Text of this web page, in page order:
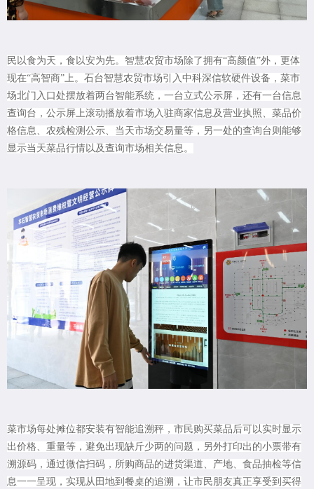
民以食为天，食以安为先。智慧农贸市场除了拥有“高颜值”外，更体
现在“高智商”上。石台智慧农贸市场引入中科深信软硬件设备，菜市
场北门入口处摆放着两台智能系统，一台立式公示屏，还有一台信息
查询台，公示屏上滚动播放着市场入驻商家信息及营业执照、菜品价
格信息、农残检测公示、当天市场交易量等，另一处的查询台则能够
显示当天菜品行情以及查询市场相关信息。
菜市场每处摊位都安装有智能追溯秤，市民购买菜品后可以实时显示
出价格、重量等，避免出现缺斤少两的问题，另外打印出的小票带有
溯源码，通过微信扫码，所购商品的进货渠道、产地、食品抽检等信
息一一呈现，实现从田地到餐桌的追溯，让市民朋友真正享受到买得